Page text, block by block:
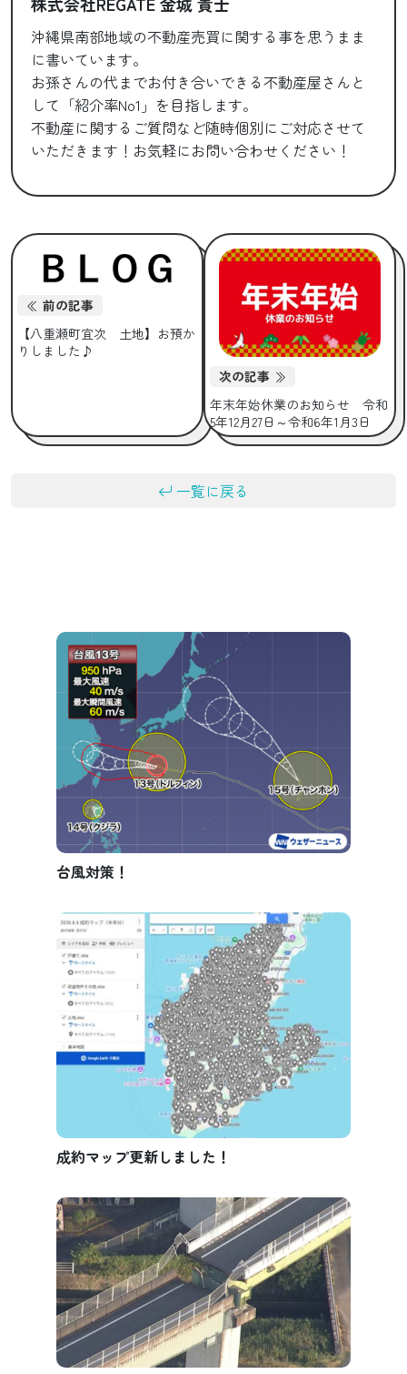
沖縄県南部地域の不動産売買に関する事を思うまま
に書いています。
お孫さんの代までお付き合いできる不動産屋さんと
して「紹介率No1」を目指します。
不動産に関するご質問など随時個別にご対応させて
いただきます！お気軽にお問い合わせください！
前の記事
【八重瀬町宜次 土地】お預か
りしました♪
次の記事
年末年始休業のお知らせ 令和
5年12月27日～令和6年1月3日
一覧に戻る
台風対策！
成約マップ更新しました！